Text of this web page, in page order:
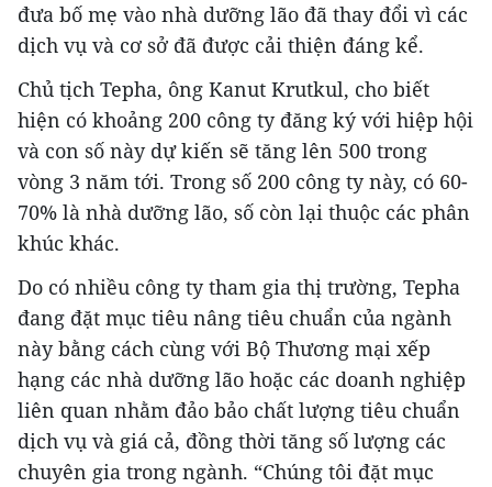
đưa bố mẹ vào nhà dưỡng lão đã thay đổi vì các
dịch vụ và cơ sở đã được cải thiện đáng kể.
Chủ tịch Tepha, ông Kanut Krutkul, cho biết
hiện có khoảng 200 công ty đăng ký với hiệp hội
và con số này dự kiến sẽ tăng lên 500 trong
vòng 3 năm tới. Trong số 200 công ty này, có 60-
70% là nhà dưỡng lão, số còn lại thuộc các phân
khúc khác.
Do có nhiều công ty tham gia thị trường, Tepha
đang đặt mục tiêu nâng tiêu chuẩn của ngành
này bằng cách cùng với Bộ Thương mại xếp
hạng các nhà dưỡng lão hoặc các doanh nghiệp
liên quan nhằm đảo bảo chất lượng tiêu chuẩn
dịch vụ và giá cả, đồng thời tăng số lượng các
chuyên gia trong ngành. “Chúng tôi đặt mục